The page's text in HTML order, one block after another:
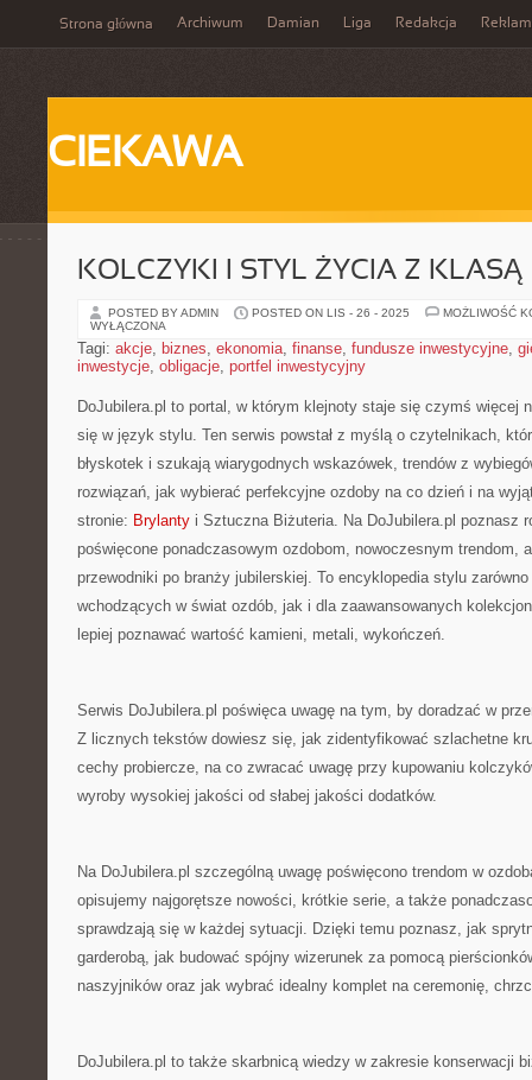
Strona główna Archiwum Damian Liga Redakcja
CIEKAWA
KOLCZYKI I STYL ŻYCIA Z KLASĄ
POSTED BY ADMIN POSTED ON LIS - 26 - 2025
MOŻLIWOŚĆ
WYŁĄCZONA
Tagi: akcje, biznes, ekonomia, finanse, fundusze inwestycyjne,
inwestycje, obligacje, portfel inwestycyjny
DoJubilera.pl to portal, w którym klejnoty staje się czymś więcej
się w język stylu. Ten serwis powstał z myślą o czytelnikach,
błyskotek i szukają wiarygodnych wskazówek, trendów z
rozwiązań, jak wybierać perfekcyjne ozdoby na co dzień i na
stronie: Brylanty i Sztuczna Biżuteria. Na DoJubilera.pl poznasz
poświęcone ponadczasowym ozdobom, nowoczesnym trendom,
przewodniki po branży jubilerskiej. To encyklopedia stylu
wchodzących w świat ozdób, jak i dla zaawansowanych
lepiej poznawać wartość kamieni, metali, wykończeń.
Serwis DoJubilera.pl poświęca uwagę na tym, by doradzać w
Z licznych tekstów dowiesz się, jak zidentyfikować szlachetne
cechy probiercze, na co zwracać uwagę przy kupowaniu
wyroby wysokiej jakości od słabej jakości dodatków.
Na DoJubilera.pl szczególną uwagę poświęcono trendom w
opisujemy najgorętsze nowości, krótkie serie, a także
sprawdzają się w każdej sytuacji. Dzięki temu poznasz, jak
garderobą, jak budować spójny wizerunek za pomocą
naszyjników oraz jak wybrać idealny komplet na ceremonię,
DoJubilera.pl to także skarbnicą wiedzy w zakresie konserwacji